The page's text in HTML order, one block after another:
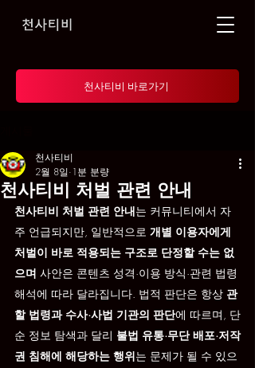
천사티비 바로가기
천사티비 처벌 관련 안내
천사티비
2월 8일 1분 분량
천사티비 처벌 관련 안내는 커뮤니티에서 자
주 언급되지만, 일반적으로 개별 이용자에게
처벌이 바로 적용되는 구조로 단정할 수는 없
으며 사안은 콘텐츠 성격·이용 방식·관련 법령
해석에 따라 달라집니다. 법적 판단은 항상 관
할 법령과 수사·사법 기관의 판단에 따르며, 단
순 정보 탐색과 달리 불법 유통·무단 배포·저작
권 침해에 해당하는 행위는 문제가 될 수 있으